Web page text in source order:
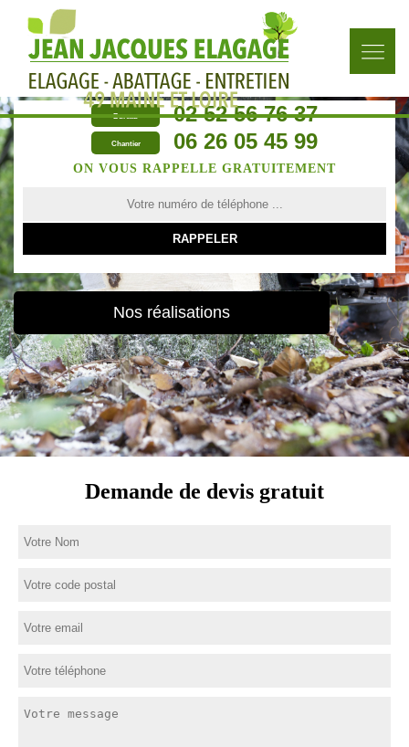
Bureau 02 52 56 76 37
Chantier 06 26 05 45 99
ON VOUS RAPPELLE GRATUITEMENT
Nos réalisations
Demande de devis gratuit